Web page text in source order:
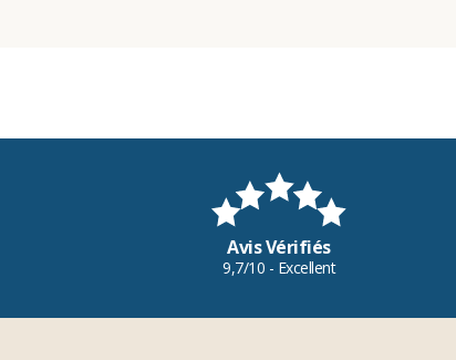
Avis Vérifiés
9,7/10 - Excellent